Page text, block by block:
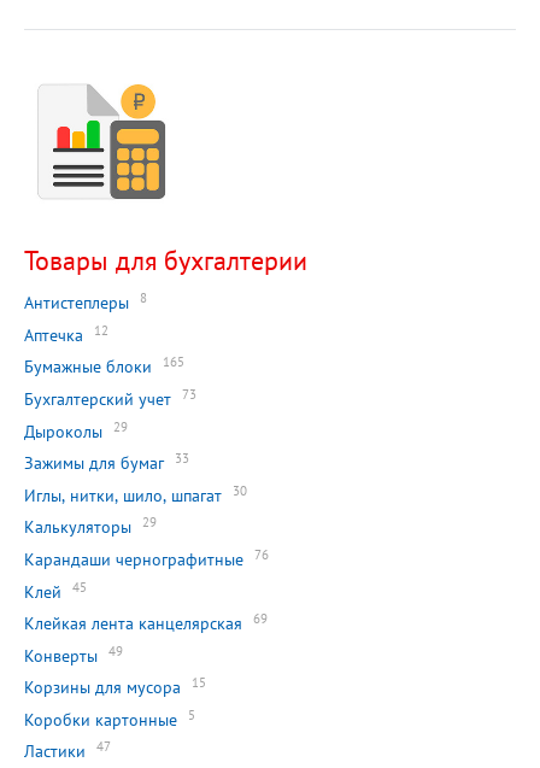
Товары для бухгалтерии
Антистеплеры 8
Аптечка 12
Бумажные блоки 165
Бухгалтерский учет 73
Дыроколы 29
Зажимы для бумаг 33
Иглы, нитки, шило, шпагат 30
Калькуляторы 29
Карандаши чернографитные 76
Клей 45
Клейкая лента канцелярская 69
Конверты 49
Корзины для мусора 15
Коробки картонные 5
Ластики 47